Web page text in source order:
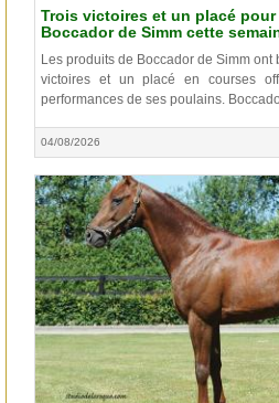
Trois victoires et un placé
Boccador de Simm cette
Les produits de Boccador de Simm
victoires et un placé en courses
performances de ses poulains.
04/08/2026